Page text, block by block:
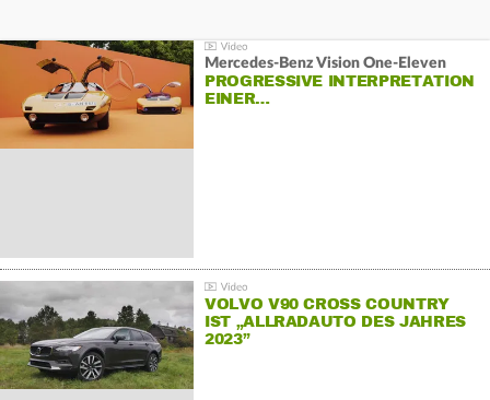
Mercedes-Benz Vision One-Eleven
PROGRESSIVE INTERPRETATION
EINER…
VOLVO V90 CROSS COUNTRY
IST „ALLRADAUTO DES JAHRES
2023”